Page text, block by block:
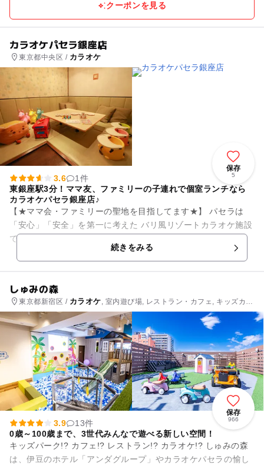
クーポンを見る
カラオケパセラ銀座店
東京都中央区 / カラオケ
保存
5
3.6
1件
東銀座駅3分！ママ友、ファミリーの子連れで個室ランチなら
カラオケパセラ銀座店♪
【★ママ会・ファミリーの聖地を目指してます★】 パセラは
「安心」「安全」を第一に考えた バリ風リゾートカラオケ施設
です☆ お昼はパパは集まりにくいし・・・ 普通のレストラン
続きをみる
しゅみの森
東京都新宿区 / カラオケ, 室内遊び場, レストラン・カフェ, キッズカフ
ェ
保存
966
3.9
13件
0歳～100歳まで、3世代みんなで遊べる新しい空間！
キッズパーク!? カフェ!? レストラン!? カラオケ!? しゅみの森
は、伊豆のホテル「アンダグループ」やカラオケパセラの愉し